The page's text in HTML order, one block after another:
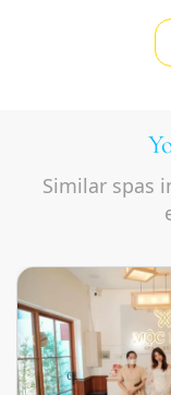
Similar spas